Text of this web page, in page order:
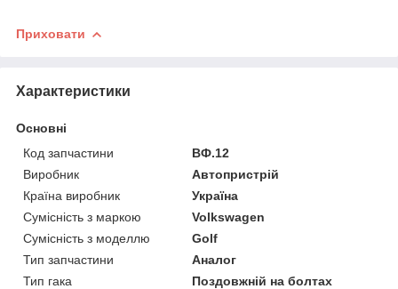
Приховати
Характеристики
Основні
Код запчастини
ВФ.12
Виробник
Автопристрій
Країна виробник
Україна
Сумісність з маркою
Volkswagen
Сумісність з моделлю
Golf
Тип запчастини
Аналог
Тип гака
Поздовжній на болтах